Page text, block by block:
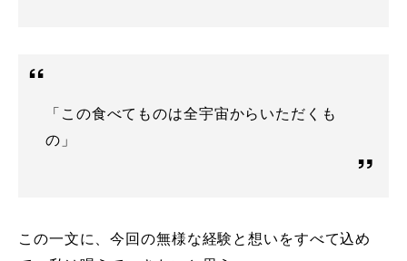
「この食べてものは全宇宙からいただくも
の」
この一文に、今回の無様な経験と想いをすべて込め